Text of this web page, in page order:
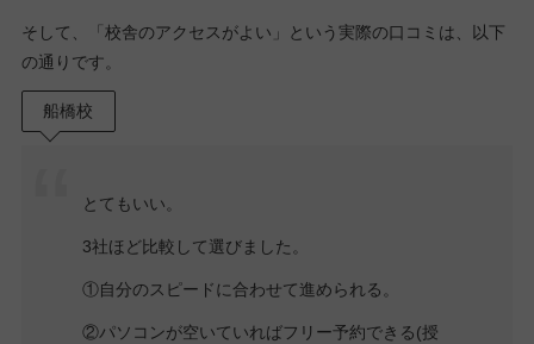
そして、「校舎のアクセスがよい」という実際の口コミは、以下
の通りです。
船橋校
とてもいい。
3社ほど比較して選びました。
①自分のスピードに合わせて進められる。
②パソコンが空いていればフリー予約できる(授